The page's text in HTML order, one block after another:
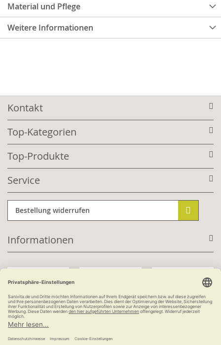
Material und Pflege
Weitere Informationen
Kontakt
Top-Kategorien
Top-Produkte
Service
Bestellung widerrufen
Informationen
Kauf auf Rechnung